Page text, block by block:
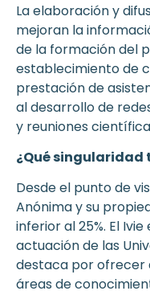
La elaboración y
mejoran la
de la formación del
establecimiento de
prestación de
al desarrollo de
y reuniones
¿Qué singularidad
Desde el punto de
Anónima y su
inferior al 25%. El
actuación de las
destaca por ofrecer
áreas de